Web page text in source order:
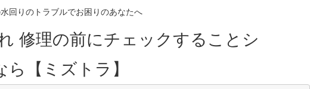
回りのトラブルでお困りのあなたへ
修理の前にチェックすることシ
【ミズトラ】